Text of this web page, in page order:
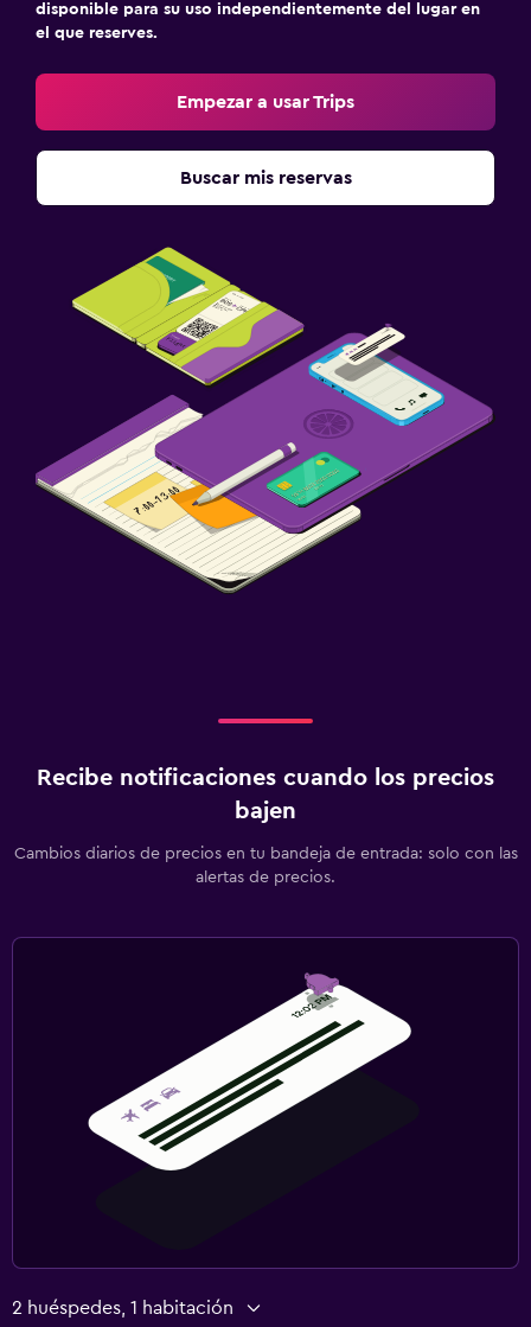
disponible para su uso independientemente del lugar en
el que reserves.
Empezar a usar Trips
Buscar mis reservas
Recibe notificaciones cuando los precios
bajen
Cambios diarios de precios en tu bandeja de entrada: solo con las
alertas de precios.
2 huéspedes, 1 habitación